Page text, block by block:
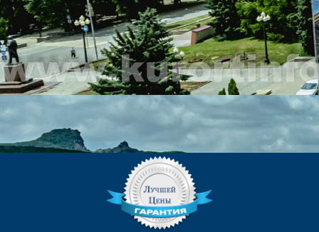
8 (800) 551-53-03
(Бесплатный звонок)
kurortinfo@mail.ru
АДРЕС САНАТОРИЯ:
357400, г. Железноводск, ул.
Чапаева, 9-15.